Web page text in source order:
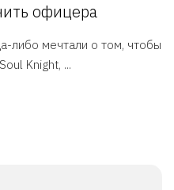
офицера
либо мечтали о том, чтобы
Knight, ...